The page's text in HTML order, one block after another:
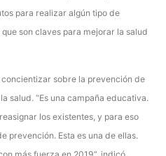
para realizar algún tipo de
son claves para mejorar la salud
sobre la prevención de
salud. “Es una campaña educativa.
los existentes, y para eso
prevención. Esta es una de ellas.